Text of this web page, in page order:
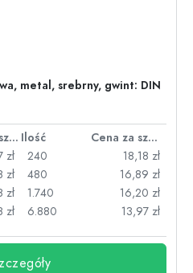
metal, srebrny, gwint: DIN
Cena za sztukę Ilość
Cena za sztukę
zł
zł
zł
zł
240
18,18 zł
480
16,89 zł
1.740
16,20 zł
6.880
13,97 zł